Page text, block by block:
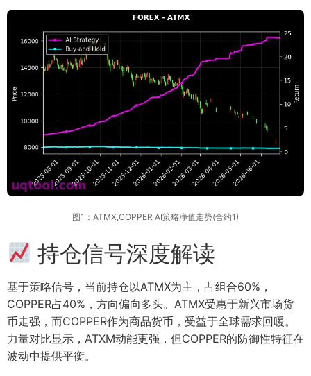
图1：ATMX,COPPER AI策略净值走势(合约1)
持仓信号深度解读
基于策略信号，当前持仓以ATMX为主，占组合60%，
COPPER占40%，方向偏向多头。ATMX受惠于新兴市场货
币走强，而COPPER作为商品货币，受益于全球需求回暖。
力量对比显示，ATXM动能更强，但COPPER的防御性特征在
波动中提供平衡。